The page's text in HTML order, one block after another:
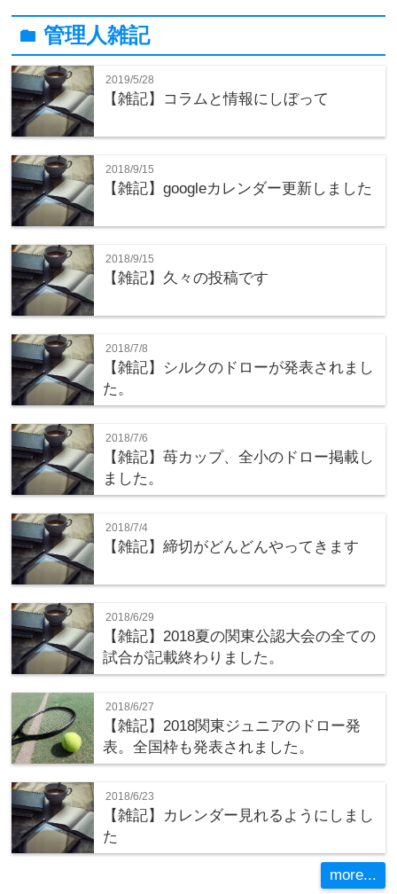
folder管理人雑記
2019/5/28
【雑記】コラムと情報にしぼって
2018/9/15
【雑記】googleカレンダー更新しました
2018/9/15
【雑記】久々の投稿です
2018/7/8
【雑記】シルクのドローが発表されまし
た。
2018/7/6
【雑記】苺カップ、全小のドロー掲載し
ました。
2018/7/4
【雑記】締切がどんどんやってきます
2018/6/29
【雑記】2018夏の関東公認大会の全ての
試合が記載終わりました。
2018/6/27
【雑記】2018関東ジュニアのドロー発
表。全国枠も発表されました。
2018/6/23
【雑記】カレンダー見れるようにしまし
た
more...